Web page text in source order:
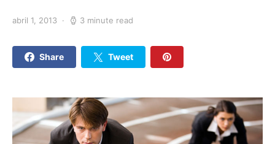
abril 1, 2013 3 minute read
Share Tweet